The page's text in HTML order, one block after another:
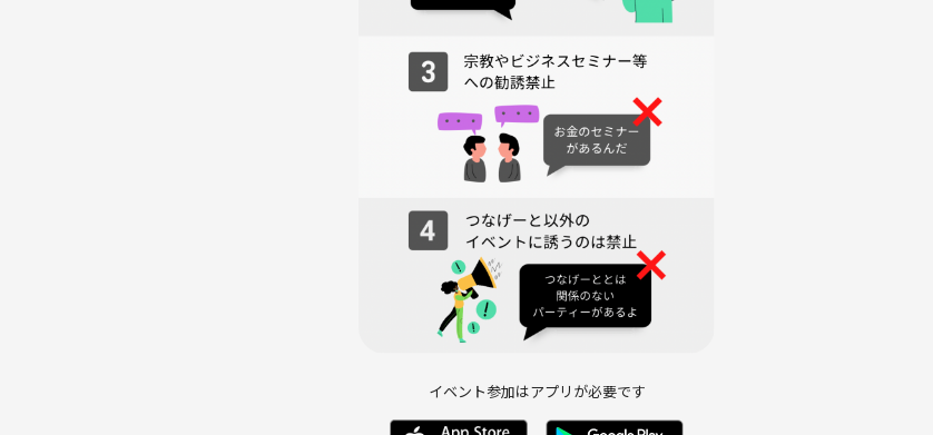
・勧誘や引き抜き・しつこいナンパ・暴言など一切禁止としております。
・最悪の場合は途中退場のお声かけする場合があります。
・見かけた方、気になった方は主催者まで遠慮なくお声かけください。
幹事の目が、声が届く範囲の人数なので、安心して初心者に楽しんで頂けると思います！
10名〜20名の目の届く範囲の人数で開催しております。
友達作り・ボードゲームを楽しみたい方、参加大歓迎しております。
今回は心斎橋駅、四ツ橋駅最寄りのイタリアンバーを借りての開催になります。
※お店での飲食提供は今回プランとしてご用意してませんが、アルコール、ソフドリ、軽食すべて持ち込み頂けま
イベント参加はアプリが必要です